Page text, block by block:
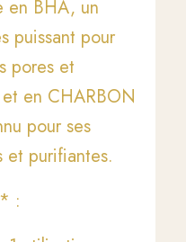
en BHA, un
puissant pour
pores et
en CHARBON
pour ses
et purifiantes.
: